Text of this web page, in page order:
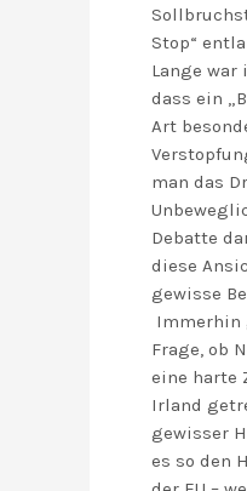
Stop“
Lange war
dass ein
Art
man das
Debatte
diese
gewisse
Immerhin
Frage, ob
eine harte
Irland
gewisser
es so den